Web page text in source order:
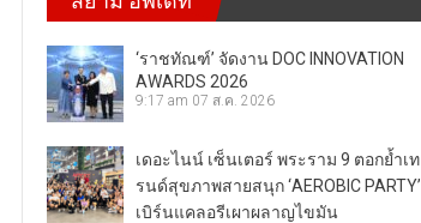
‘ราชทัณฑ์’ จัดงาน DOC INNOVATION
AWARDS 2026
9:17 am 07 ส.ค. 2026
เดอะไนน์ เซ็นเตอร์ พระราม 9 ตอกย้ำเท
รนด์สุขภาพสายสนุก ‘AEROBIC PARTY’
เบิร์นแคลอรีเผาผลาญไขมัน